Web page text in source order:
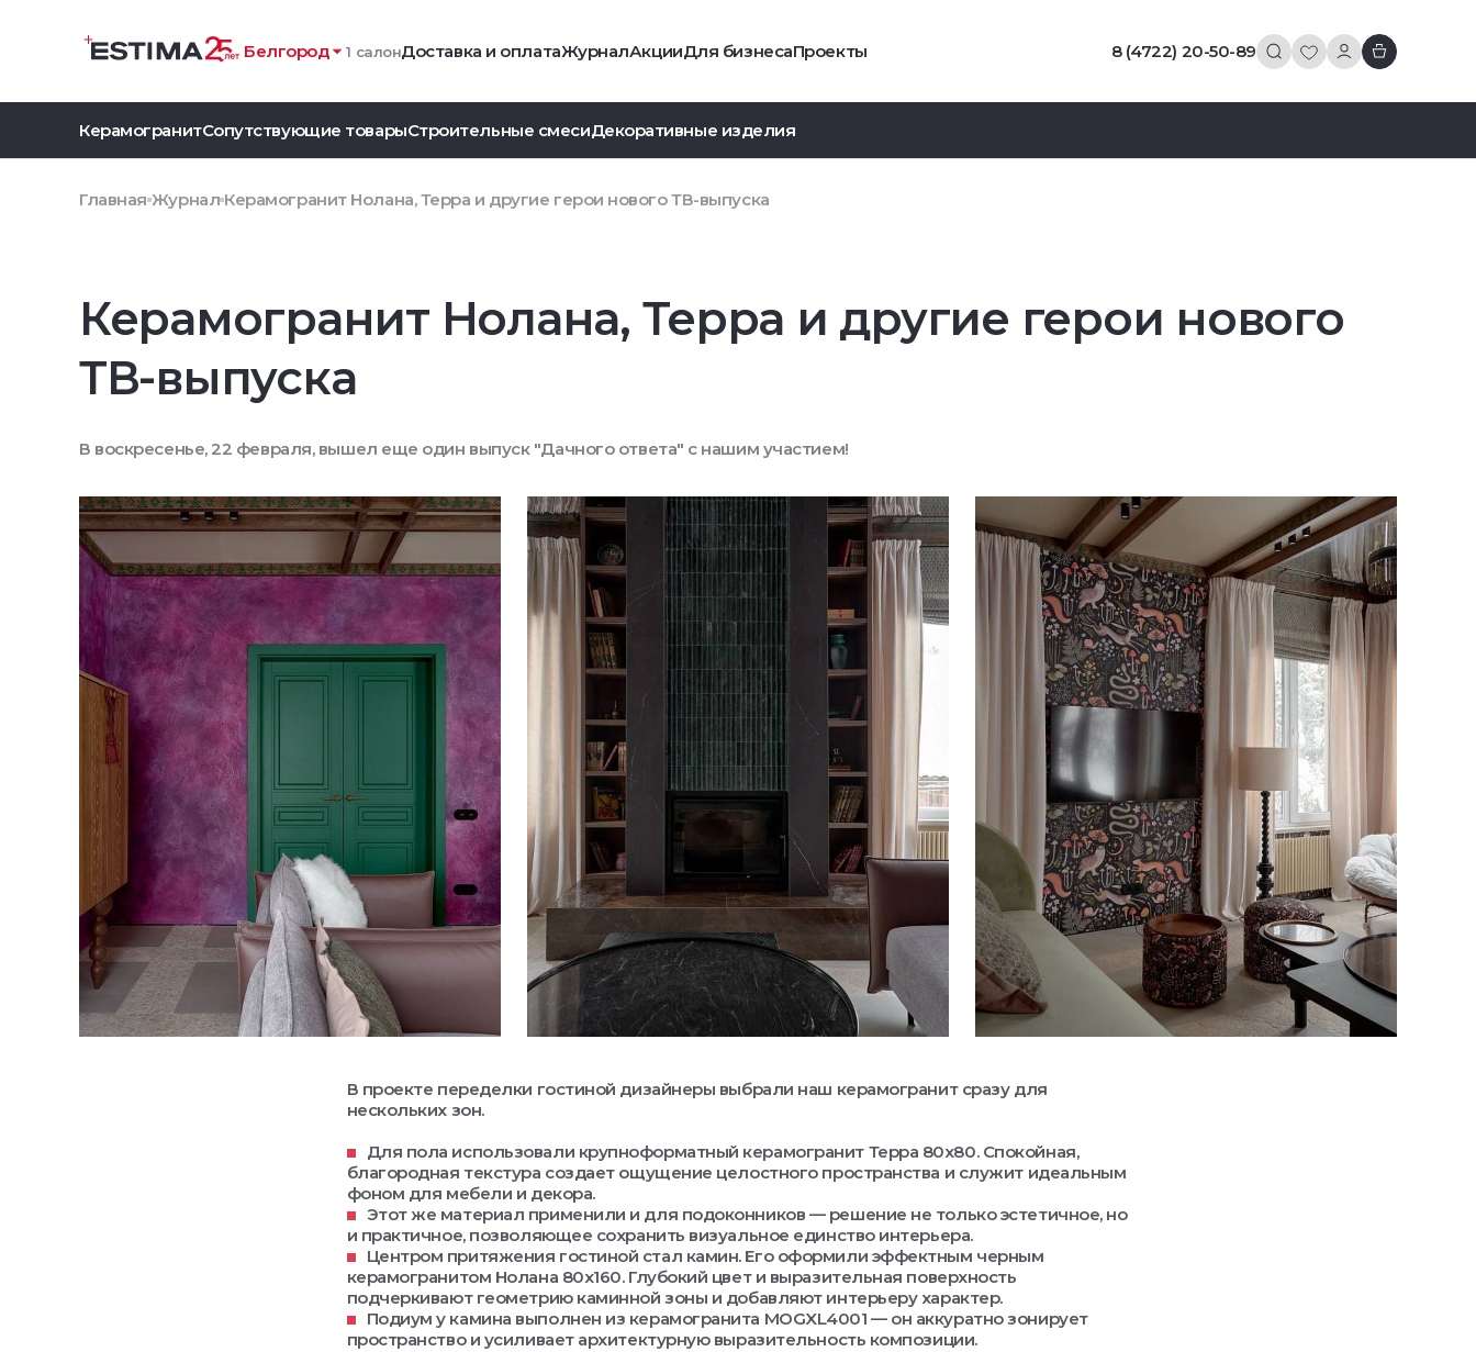
Белгород 1 салонДоставка и оплатаЖурналАкцииДля бизнесаПроекты 8 (4722) 20-50-89
КерамогранитСопутствующие товарыСтроительные смесиДекоративные изделия
Главная Журнал Керамогранит Нолана, Терра и другие герои нового ТВ-выпуска
Керамогранит Нолана, Терра и другие герои нового
ТВ-выпуска
В воскресенье, 22 февраля, вышел еще один выпуск "Дачного ответа" с нашим участием!
В проекте переделки гостиной дизайнеры выбрали наш керамогранит сразу для
нескольких зон.
Для пола использовали крупноформатный керамогранит Терра 80х80. Спокойная,
благородная текстура создает ощущение целостного пространства и служит идеальным
фоном для мебели и декора.
Этот же материал применили и для подоконников — решение не только эстетичное, но
и практичное, позволяющее сохранить визуальное единство интерьера.
Центром притяжения гостиной стал камин. Его оформили эффектным черным
керамогранитом Нолана 80х160. Глубокий цвет и выразительная поверхность
подчеркивают геометрию каминной зоны и добавляют интерьеру характер.
Подиум у камина выполнен из керамогранита MOGXL4001 — он аккуратно зонирует
пространство и усиливает архитектурную выразительность композиции.